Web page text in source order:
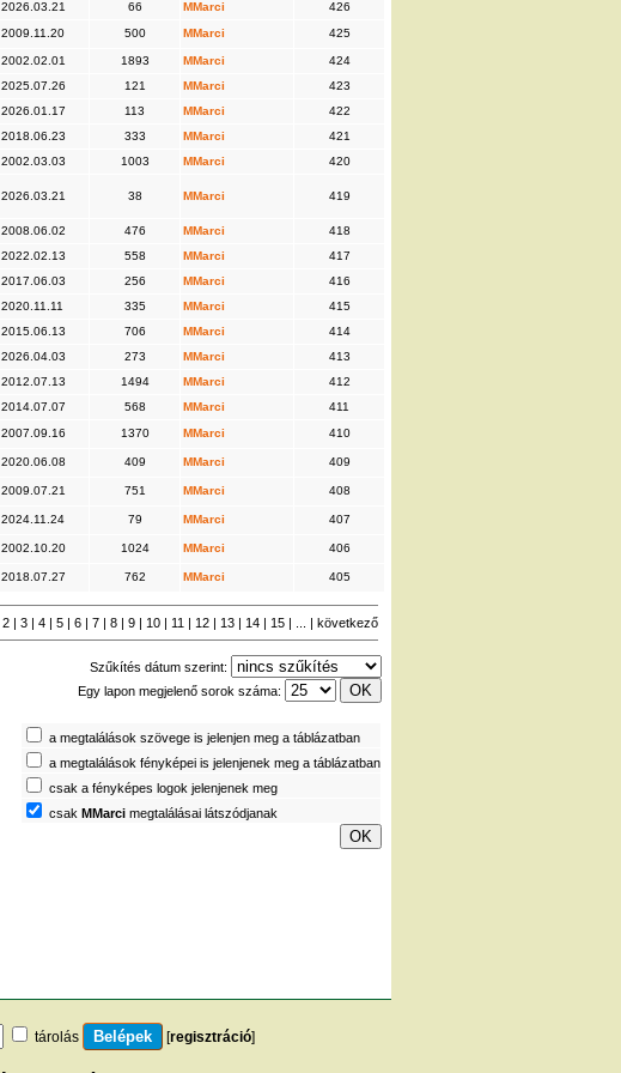
2026.03.21 66 MMarci
426
2009.11.20 500 MMarci 425
2002.02.01 1893 MMarci
424
2025.07.26 121 MMarci
423
2026.01.17 113 MMarci
422
2018.06.23 333 MMarci
421
2002.03.03 1003 MMarci 420
2026.03.21 38 MMarci 419
2008.06.02 476 MMarci
418
2022.02.13 558 MMarci
417
2017.06.03 256 MMarci
416
2020.11.11 335 MMarci
415
2015.06.13 706 MMarci
414
2026.04.03 273 MMarci
413
2012.07.13 1494 MMarci
412
2014.07.07 568 MMarci
411
2007.09.16 1370 MMarci 410
2020.06.08 409 MMarci 409
2009.07.21 751 MMarci 408
2024.11.24 79 MMarci 407
2002.10.20 1024 MMarci 406
2018.07.27 762 MMarci 405
2 | 3 | 4 | 5 | 6 | 7 | 8 | 9 | 10 | 11 | 12 | 13 | 14 | 15 | ... | következő
Szűkítés dátum szerint:
Egy lapon megjelenő sorok száma:
a megtalálások szövege is jelenjen meg a táblázatban
a megtalálások fényképei is jelenjenek meg a táblázatban
csak a fényképes logok jelenjenek meg
csak MMarci megtalálásai látszódjanak
tárolás [regisztráció]